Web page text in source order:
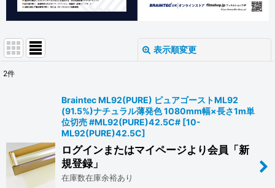
表示順変更
絞り込む
2件
Braintec ML92(PURE) ピュアゴーストML92
(91.5%)ナチュラル薄発色 1080mm幅×長さ1m単
位切売 #ML92(PURE)42.5C# [10-
ML92(PURE)42.5C]
ログインまたはマイページより会員「新
規登録」
在庫数在庫余裕あり